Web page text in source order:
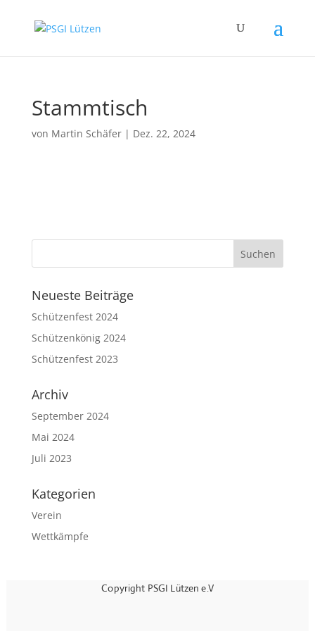
Stammtisch
von Martin Schäfer| Dez. 22, 2024
Neueste Beiträge
Schützenfest 2024
Schützenkönig 2024
Schützenfest 2023
Archiv
September 2024
Mai 2024
Juli 2023
Kategorien
Verein
Wettkämpfe
Copyright PSGI Lützen e.V